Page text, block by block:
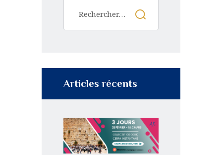
Articles récents